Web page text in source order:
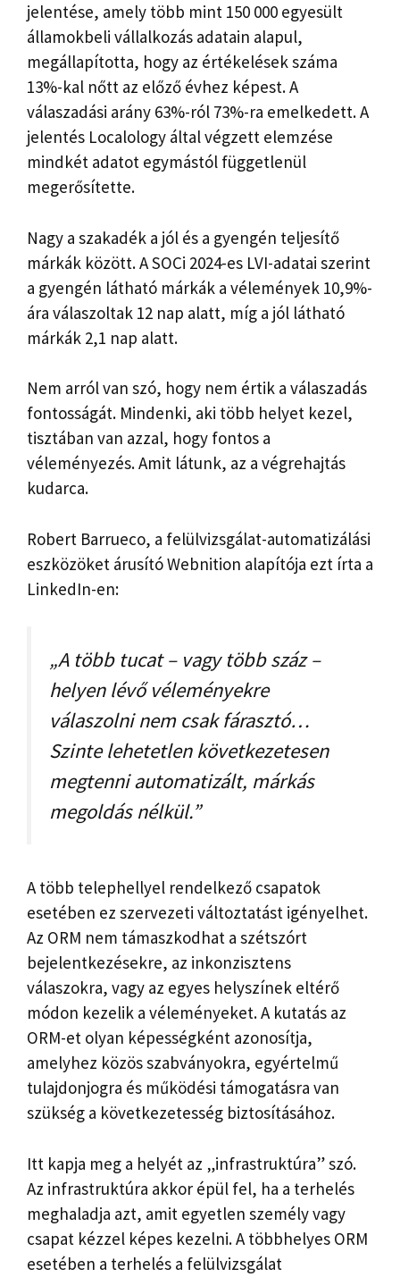
jelentése, amely több mint 150 000 egyesült
államokbeli vállalkozás adatain alapul,
megállapította, hogy az értékelések száma
13%-kal nőtt az előző évhez képest. A
válaszadási arány 63%-ról 73%-ra emelkedett. A
jelentés Localology által végzett elemzése
mindkét adatot egymástól függetlenül
megerősítette.
Nagy a szakadék a jól és a gyengén teljesítő
márkák között. A SOCi 2024-es LVI-adatai szerint
a gyengén látható márkák a vélemények 10,9%-
ára válaszoltak 12 nap alatt, míg a jól látható
márkák 2,1 nap alatt.
Nem arról van szó, hogy nem értik a válaszadás
fontosságát. Mindenki, aki több helyet kezel,
tisztában van azzal, hogy fontos a
véleményezés. Amit látunk, az a végrehajtás
kudarca.
Robert Barrueco, a felülvizsgálat-automatizálási
eszközöket árusító Webnition alapítója ezt írta a
LinkedIn-en:
„A több tucat – vagy több száz –
helyen lévő véleményekre
válaszolni nem csak fárasztó…
Szinte lehetetlen következetesen
megtenni automatizált, márkás
megoldás nélkül.”
A több telephellyel rendelkező csapatok
esetében ez szervezeti változtatást igényelhet.
Az ORM nem támaszkodhat a szétszórt
bejelentkezésekre, az inkonzisztens
válaszokra, vagy az egyes helyszínek eltérő
módon kezelik a véleményeket. A kutatás az
ORM-et olyan képességként azonosítja,
amelyhez közös szabványokra, egyértelmű
tulajdonjogra és működési támogatásra van
szükség a következetesség biztosításához.
Itt kapja meg a helyét az „infrastruktúra” szó.
Az infrastruktúra akkor épül fel, ha a terhelés
meghaladja azt, amit egyetlen személy vagy
csapat kézzel képes kezelni. A többhelyes ORM
esetében a terhelés a felülvizsgálat